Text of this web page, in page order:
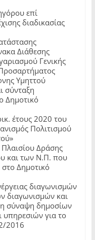
επί
διαδικασίας
Διάθεσης
Γενικής
Υμηττού
σύνταξη
Δημοτικό
έτους 2020 του
Πολιτισμού
Δράσης
και των Ν.Π. που
στο Δημοτικό
διαγωνισμών
διαγωνισμών και
σύναψη δημοσίων
για το
2016